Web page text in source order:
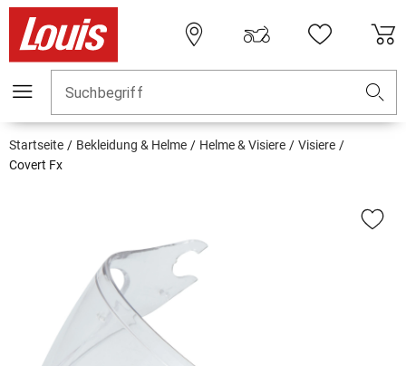
Suchbegriff
Startseite Bekleidung & Helme Helme & Visiere
Visiere
Covert Fx